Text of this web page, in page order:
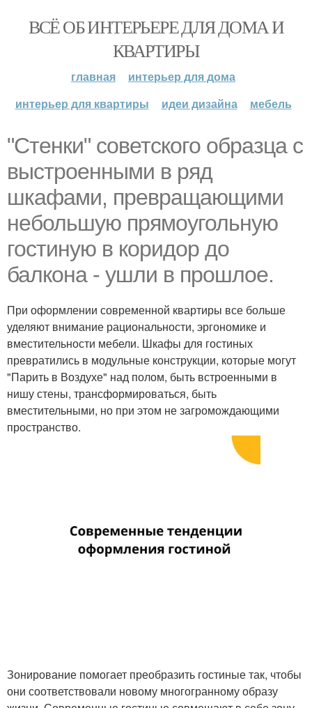
ВСЁ ОБ ИНТЕРЬЕРЕ ДЛЯ ДОМА И
КВАРТИРЫ
главная
интерьер для дома
интерьер для квартиры
идеи дизайна мебель
"Стенки" советского образца с
выстроенными в ряд
шкафами, превращающими
небольшую прямоугольную
гостиную в коридор до
балкона - ушли в прошлое.
При оформлении современной квартиры все больше
уделяют внимание рациональности, эргономике и
вместительности мебели. Шкафы для гостиных
превратились в модульные конструкции, которые могут
"Парить в Воздухе" над полом, быть встроенными в
нишу стены, трансформироваться, быть
вместительными, но при этом не загромождающими
пространство.
Зонирование помогает преобразить гостиные так, чтобы
они соответствовали новому многогранному образу